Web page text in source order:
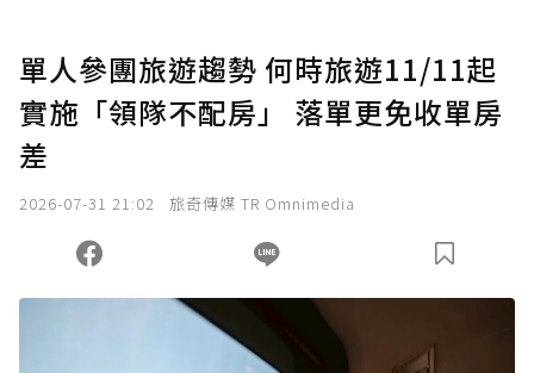
單人參團旅遊趨勢 何時旅遊11/11起
實施「領隊不配房」 落單更免收單房
差
2026-07-31 21:02 旅奇傳媒 TR Omnimedia